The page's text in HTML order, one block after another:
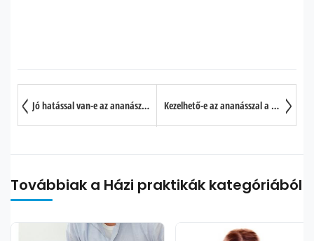
Jó hatással van-e az ananász a vesekőre? Kezelhető-e az ananásszal a torokfájás?
Továbbiak a Házi praktikák kategóriából